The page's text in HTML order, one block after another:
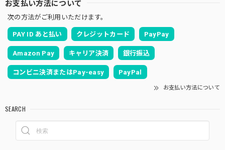
お支払い方法について
次の方法がご利用いただけます。
PAY ID あと払い クレジットカード PayPay
Amazon Pay キャリア決済 銀行振込
コンビニ決済またはPay-easy PayPal
お支払い方法について
SEARCH